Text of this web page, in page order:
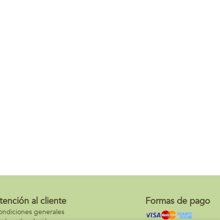
al cliente
generales
Formas de pago